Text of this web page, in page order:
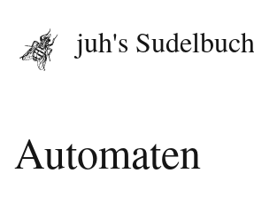
juh's Sudelbuch
Automaten